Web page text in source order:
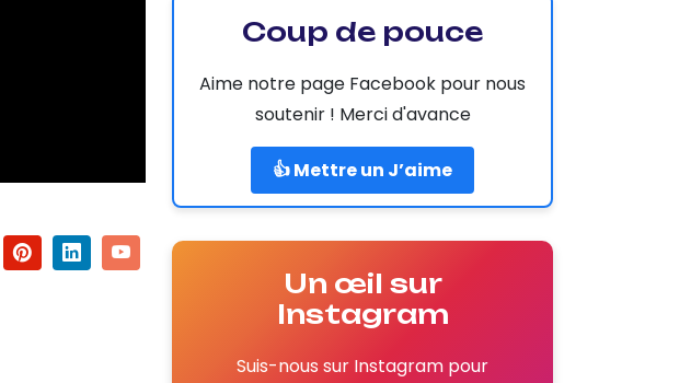
Coup de pouce
Aime notre page Facebook pour nous
soutenir ! Merci d'avance
👍 Mettre un J’aime
Un œil sur
Instagram
Suis-nous sur Instagram pour